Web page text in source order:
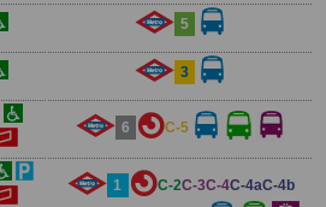
5
3
6 C-5
1 C-2C-3C-4C-4aC-4b